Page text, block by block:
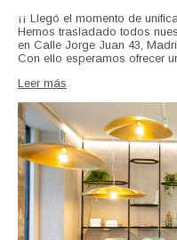
¡¡ Llegó el momento de
Hemos trasladado todos
en Calle Jorge Juan 43,
Con ello esperamos ofrecer
Leer más